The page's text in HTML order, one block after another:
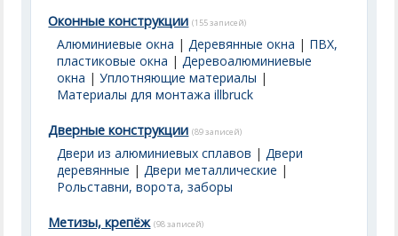
Оконные конструкции (155 записей)
Алюминиевые окна |Деревянные окна | ПВХ,
пластиковые окна |Деревоалюминиевые
окна |Уплотняющие материалы |
Материалы для монтажа illbruck
Дверные конструкции (89 записей)
Двери из алюминиевых сплавов |Двери
деревянные |Двери металлические |
Рольставни, ворота, заборы
Метизы, крепёж (98 записей)